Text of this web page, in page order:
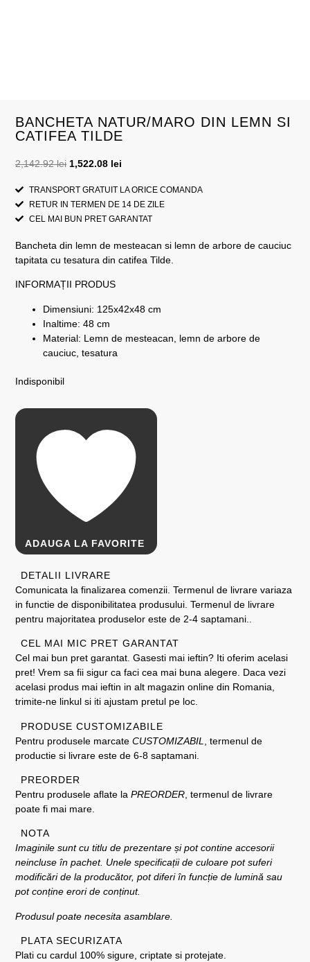
BANCHETA NATUR/MARO DIN LEMN SI
CATIFEA TILDE
2,142.92lei 1,522.08 lei
TRANSPORT GRATUIT LA ORICE COMANDA
RETUR IN TERMEN DE 14 DE ZILE
CEL MAI BUN PRET GARANTAT
Bancheta din lemn de mesteacan si lemn de arbore de cauciuc
tapitata cu tesatura din catifea Tilde.
INFORMAȚII PRODUS
Dimensiuni: 125x42x48 cm
Inaltime: 48 cm
Material: Lemn de mesteacan, lemn de arbore de
cauciuc, tesatura
Indisponibil
ADAUGA LA FAVORITE
DETALII LIVRARE
Comunicata la finalizarea comenzii. Termenul de livrare variaza
in functie de disponibilitatea produsului. Termenul de livrare
pentru majoritatea produselor este de 2-4 saptamani..
CEL MAI MIC PRET GARANTAT
Cel mai bun pret garantat. Gasesti mai ieftin? Iti oferim acelasi
pret! Vrem sa fii sigur ca faci cea mai buna alegere. Daca vezi
acelasi produs mai ieftin in alt magazin online din Romania,
trimite-ne linkul si iti ajustam pretul pe loc.
PRODUSE CUSTOMIZABILE
Pentru produsele marcate CUSTOMIZABIL
, termenul de
productie si livrare este de 6-8 saptamani.
PREORDER
Pentru produsele aflate la PREORDER , termenul de livrare
poate fi mai mare.
NOTA
Imaginile sunt cu titlu de prezentare și pot contine accesorii
neincluse în pachet. Unele specificații de culoare pot suferi
modificări de la producător, pot diferi în funcție de lumină sau
pot conține erori de conținut.
Produsul poate necesita asamblare.
PLATA SECURIZATA
Plati cu cardul 100% sigure, criptate si protejate.